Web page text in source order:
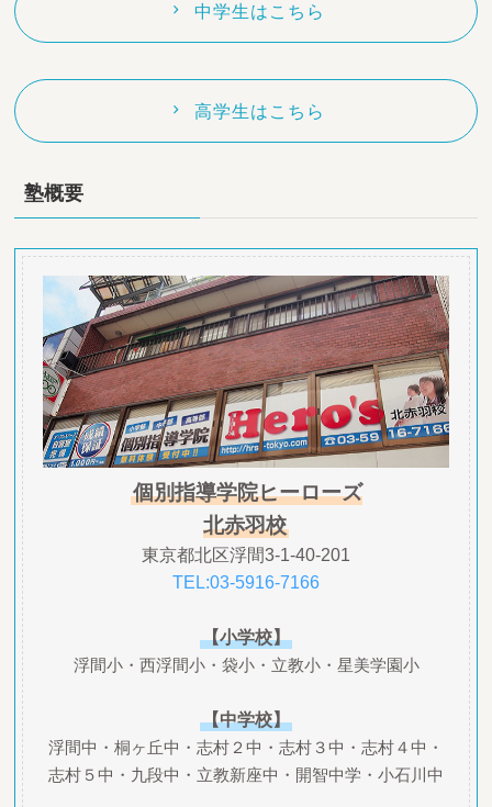
中学生はこちら
高学生はこちら
塾概要
個別指導学院ヒーローズ
北赤羽校
東京都北区浮間3-1-40-201
TEL:03-5916-7166
【小学校】
浮間小・西浮間小・袋小・立教小・星美学園小
【中学校】
浮間中・桐ヶ丘中・志村２中・志村３中・志村４中・
志村５中・九段中・立教新座中・開智中学・小石川中